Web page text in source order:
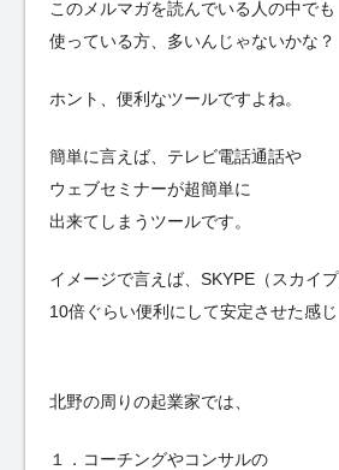
このメルマガを読んでいる人の中でも
使っている方、多いんじゃないかな？
ホント、便利なツールですよね。
簡単に言えば、テレビ電話通話や
ウェブセミナーが超簡単に
出来てしまうツールです。
イメージで言えば、SKYPE（スカイ
10倍ぐらい便利にして安定させた感じ
北野の周りの起業家では、
１．コーチングやコンサルの